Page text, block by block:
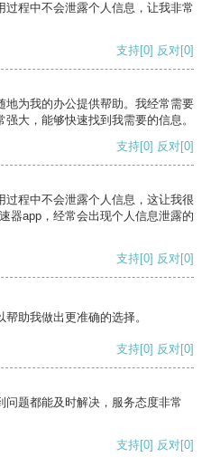
程中不会泄露个人信息，让我非常
支持[0] 反对[0]
地为我的办公提供帮助。我经常需要
大，能够快速找到我需要的信息。
支持[0] 反对[0]
程中不会泄露个人信息，这让我很
器app，经常会出现个人信息泄露的
支持[0] 反对[0]
助我做出更准确的选择。
支持[0] 反对[0]
题都能及时解决，服务态度非常
支持[0] 反对[0]